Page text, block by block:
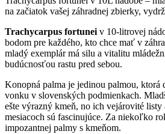
na začiatok vašej záhradnej zbierky,
Trachycarpus fortunei v 10-litrovej
bodom pre každého, kto chce mať v
mladý exemplár má silu a vitalitu
budúcnosťou rastu pred sebou.
Konopná palma je jedinou palmou, ktorá
vonku v slovenských podmienkach.
ešte výrazný kmeň, no ich vejárovité
mesiacoch sú fascinujúce. Za niekoľko
impozantnej palmy s kmeňom.